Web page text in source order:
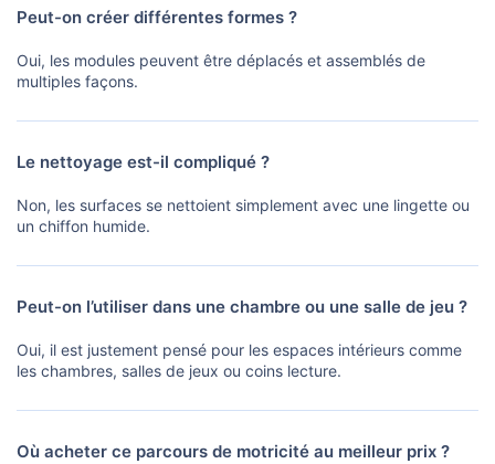
Peut-on créer différentes formes ?
Oui, les modules peuvent être déplacés et assemblés de
multiples façons.
Le nettoyage est-il compliqué ?
Non, les surfaces se nettoient simplement avec une lingette ou
un chiffon humide.
Peut-on l’utiliser dans une chambre ou une salle de jeu ?
Oui, il est justement pensé pour les espaces intérieurs comme
les chambres, salles de jeux ou coins lecture.
Où acheter ce parcours de motricité au meilleur prix ?